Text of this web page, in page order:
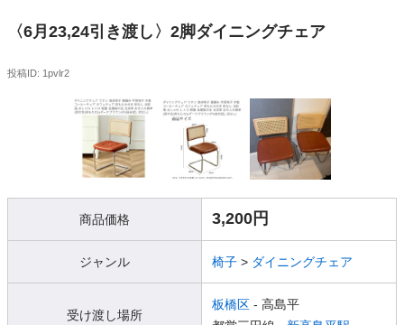
〈6月23,24引き渡し〉2脚ダイニングチェア
投稿ID: 1pvlr2
商品価格 3,200円
ジャンル 椅子 > ダイニングチェア
受け渡し場所
板橋区 - 高島平